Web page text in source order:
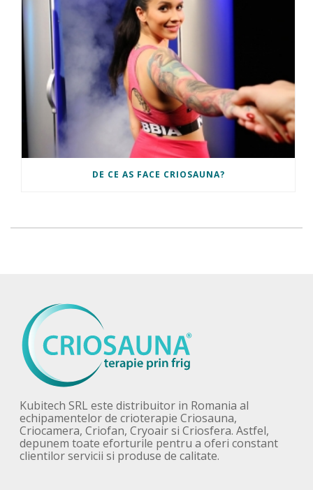
DE CE AS FACE CRIOSAUNA?
Kubitech SRL este distribuitor in Romania al
echipamentelor de crioterapie Criosauna,
Criocamera, Criofan, Cryoair si Criosfera. Astfel,
depunem toate eforturile pentru a oferi constant
clientilor servicii si produse de calitate.